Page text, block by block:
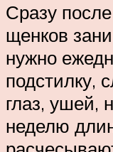
Сразу
щенков
нужно
подстилку,
глаз, ушей,
неделю